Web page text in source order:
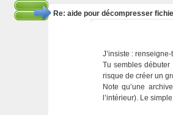
Re: aide pour décompresser
J’insiste :
Tu sembles
risque de créer un
Note qu’une
l’intérieur). Le